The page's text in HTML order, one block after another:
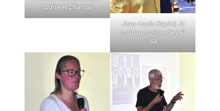
Odile et Chantal
Jean-Louis Rapini, le
couteau suisse de LFL
69